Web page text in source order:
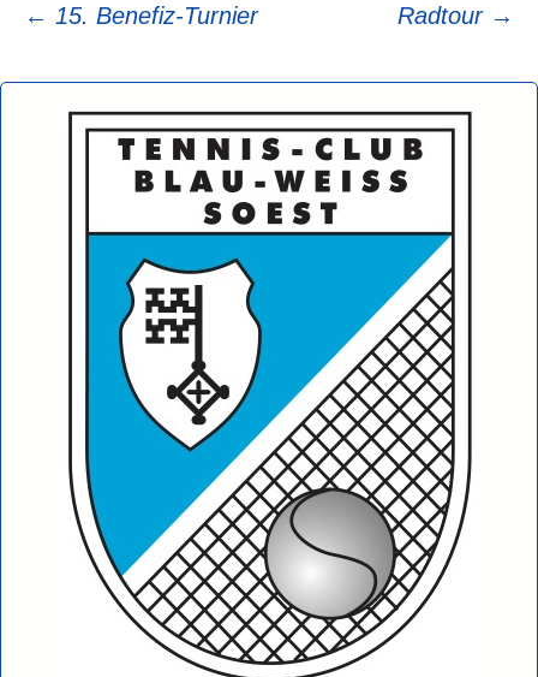
Beitragsnavigation
← 15. Benefiz-Turnier Radtour →